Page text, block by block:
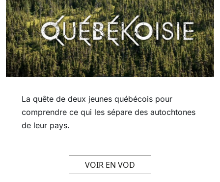
La quête de deux jeunes québécois pour
comprendre ce qui les sépare des autochtones
de leur pays.
VOIR EN VOD